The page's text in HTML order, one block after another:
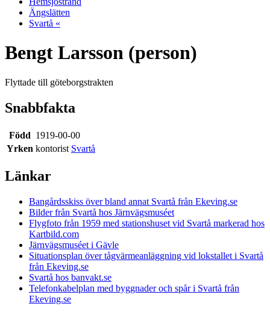
Ängslätten
Svartå «
Bengt Larsson (person)
Flyttade till göteborgstrakten
Snabbfakta
Född 1919-00-00
Yrken kontorist Svartå
Länkar
Bangårdsskiss över bland annat Svartå från Ekeving.se
Bilder från Svartå hos Järnvägsmuséet
Flygfoto från 1959 med stationshuset vid Svartå markerad hos
Kartbild.com
Järnvägsmuséet i Gävle
Situationsplan över tågvärmeanläggning vid lokstallet i Svartå
från Ekeving.se
Svartå hos banvakt.se
Telefonkabelplan med byggnader och spår i Svartå från
Ekeving.se